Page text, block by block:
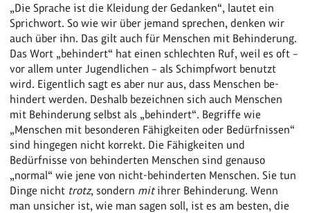
„Die Sprache ist die Kleidung der Gedanken“, lautet ein
Sprichwort. So wie wir über jemand sprechen, denken wir
auch über ihn. Das gilt auch für Menschen mit Behinderung.
Das Wort „behindert“ hat einen schlechten Ruf, weil es oft –
vor allem unter Jugendlichen – als Schimpfwort benutzt
wird. Eigentlich sagt es aber nur aus, dass Menschen be-
hindert werden. Deshalb bezeichnen sich auch Menschen
mit Behinderung selbst als „behindert“. Begriffe wie
„Menschen mit besonderen Fähigkeiten oder Bedürfnissen“
sind hingegen nicht korrekt. Die Fähigkeiten und
Bedürfnisse von behinderten Menschen sind genauso
„normal“ wie jene von nicht-behinderten Menschen. Sie tun
Dinge nicht trotz, sondern mitihrer Behinderung. Wenn
man unsicher ist, wie man sagen soll, ist es am besten, die